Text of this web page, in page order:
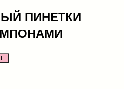
ПИНЕТКИ